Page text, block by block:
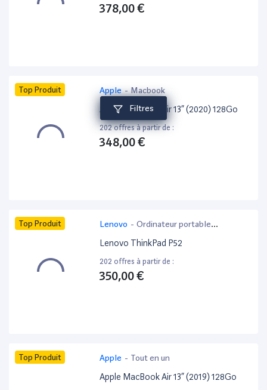
Filtres
378,00 €
Top Produit Apple- Macbook
Apple MacBook Air 13” (2020) 128Go
202 offres à partir de :
348,00 €
Top Produit Lenovo - Ordinateur portable
bureautique
Lenovo ThinkPad P52
202 offres à partir de :
350,00 €
Top Produit Apple - Tout en un
Apple MacBook Air 13” (2019) 128Go